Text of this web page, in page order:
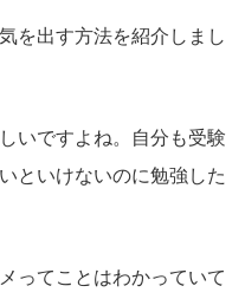
を出す方法を紹介しまし
いですよね。自分も受験
といけないのに勉強した
ってことはわかっていて